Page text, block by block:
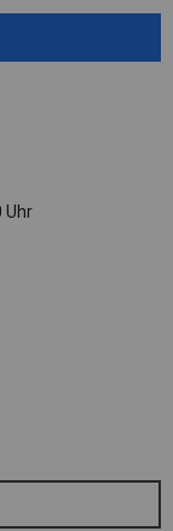
Uhr